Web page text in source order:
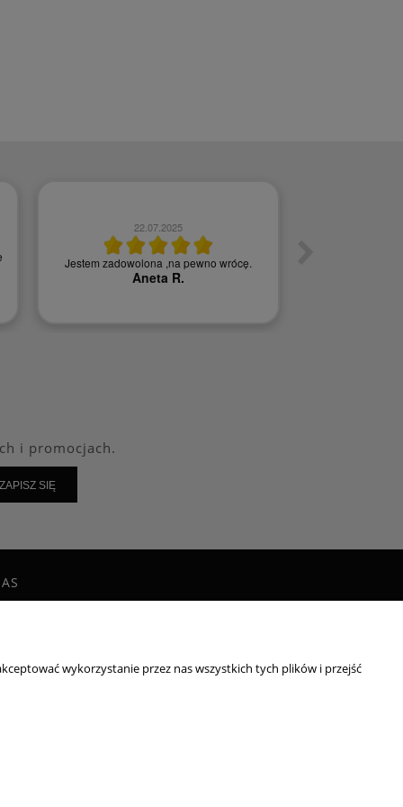
22.07.2025
Jestem zadowolona ,na pewno wrócę.
Aneta R.
i promocjach.
ZAPISZ SIĘ
wykorzystanie przez nas wszystkich tych plików i przejść